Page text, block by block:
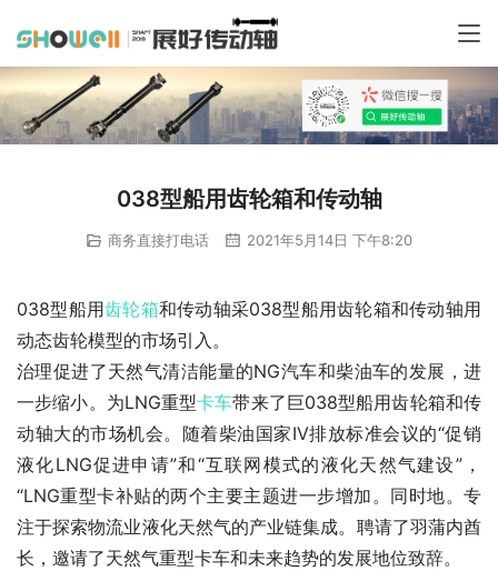
038型船用齿轮箱和传动轴
商务直接打电话 2021年5月14日 下午8:20
038型船用齿轮箱和传动轴采038型船用齿轮箱和传动轴用
动态齿轮模型的市场引入。
治理促进了天然气清洁能量的NG汽车和柴油车的发展，进
一步缩小。为LNG重型卡车带来了巨038型船用齿轮箱和传
动轴大的市场机会。随着柴油国家IV排放标准会议的“促销
液化LNG促进申请”和“互联网模式的液化天然气建设”，
“LNG重型卡补贴的两个主要主题进一步增加。同时地。专
注于探索物流业液化天然气的产业链集成。聘请了羽蒲内酋
长，邀请了天然气重型卡车和未来趋势的发展地位致辞。